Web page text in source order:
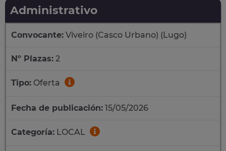
Administrativo
Convocante: Viveiro (Casco Urbano) (Lugo)
Nº Plazas: 2
Tipo: Oferta
Fecha de publicación: 15/05/2026
Categoría: LOCAL